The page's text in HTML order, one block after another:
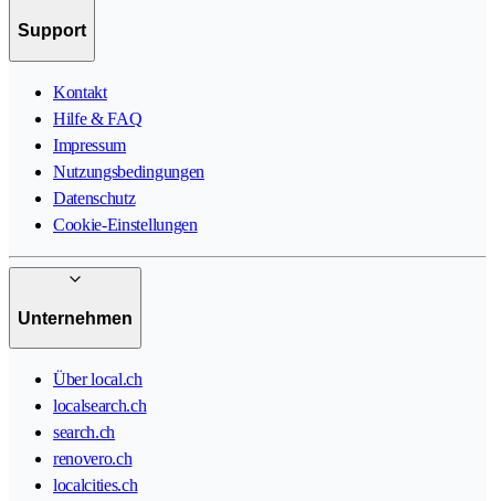
Support
Kontakt
Hilfe & FAQ
Impressum
Nutzungsbedingungen
Datenschutz
Cookie-Einstellungen
Unternehmen
Über local.ch
localsearch.ch
search.ch
renovero.ch
localcities.ch